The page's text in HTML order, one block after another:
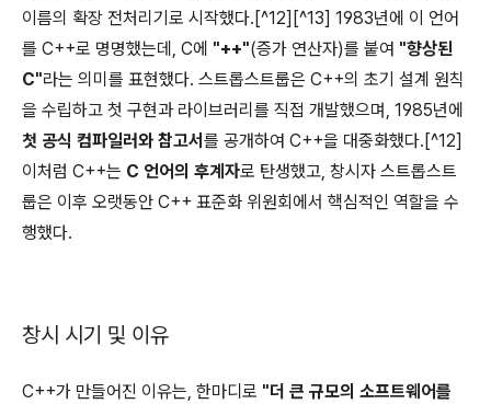
이름의 확장 전처리기로 시작했다.[^12][^13] 1983년에 이 언어
를 C++로 명명했는데, C에 "++"(증가 연산자)를 붙여 "향상된
C"라는 의미를 표현했다. 스트롭스트룹은 C++의 초기 설계 원칙
을 수립하고 첫 구현과 라이브러리를 직접 개발했으며, 1985년에
첫 공식 컴파일러와 참고서 를 공개하여 C++을 대중화했다.[^12]
이처럼 C++는 C 언어의 후계자로 탄생했고, 창시자 스트롭스트
룹은 이후 오랫동안 C++ 표준화 위원회에서 핵심적인 역할을 수
행했다.
창시 시기 및 이유
C++가 만들어진 이유는, 한마디로 "더 큰 규모의 소프트웨어를